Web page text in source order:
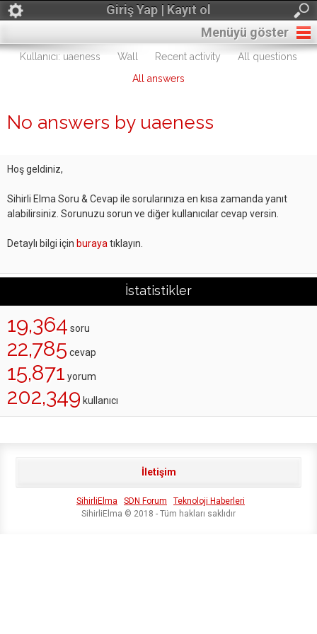
Giriş Yap | Kayıt ol
Menüyü göster
Kullanıcı: uaeness Wall Recent activity
All questions
All answers
No answers by uaeness
Hoş geldiniz,
Sihirli Elma Soru & Cevap ile sorularınıza en kısa zamanda yanıt
alabilirsiniz. Sorunuzu sorun ve diğer kullanıcılar cevap versin.
Detaylı bilgi için buraya tıklayın.
İstatistikler
19,364 soru
22,785 cevap
15,871 yorum
202,349 kullanıcı
İletişim
SihirliElma SDN Forum
Teknoloji Haberleri
SihirliElma © 2018 - Tüm hakları saklıdır